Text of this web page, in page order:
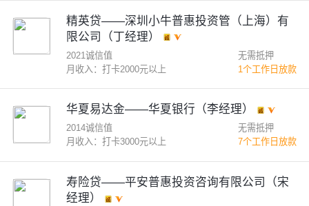
精英贷——深圳小牛普惠投资管（上海）有
限公司（丁经理）
2021诚信值
月收入：打卡2000元以上
无需抵押
1个工作日放款
华夏易达金——华夏银行（李经理）
2014诚信值
月收入：打卡3000元以上
无需抵押
7个工作日放款
寿险贷——平安普惠投资咨询有限公司（宋
经理）